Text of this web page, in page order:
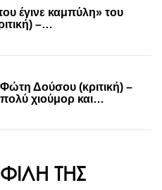
έγινε καμπύλη» του
–…
Δούσου (κριτική) –
χιούμορ και…
ΤΗΣ